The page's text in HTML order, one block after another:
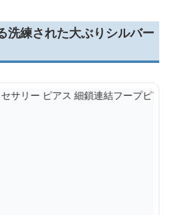
洗練された大ぶりシルバー